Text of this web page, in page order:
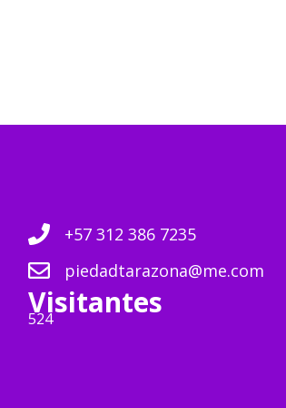
+57 312 386 7235
piedadtarazona@me.com
Visitantes
524